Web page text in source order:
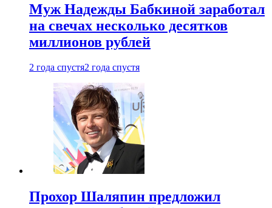
Муж Надежды Бабкиной заработал
на свечах несколько десятков
миллионов рублей
2 года спустя2 года спустя
Прохор Шаляпин предложил